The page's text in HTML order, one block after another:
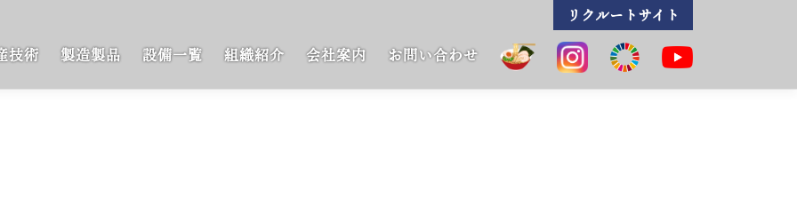
リクルートサイト
技術
製造製品 設備一覧 組織紹介 会社案内 お問い合わせ